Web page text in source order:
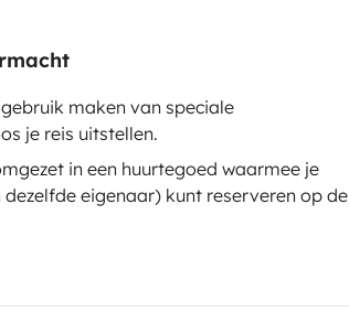
maken van speciale
je reis uitstellen.
in een huurtegoed waarmee je
eigenaar) kunt reserveren op de
inschrijving